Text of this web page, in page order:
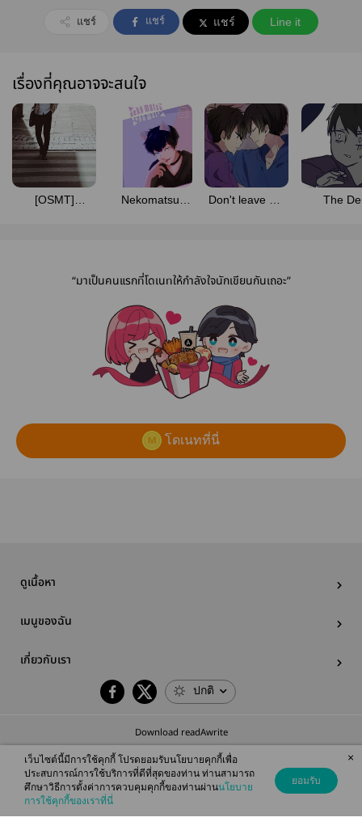
แชร์ แชร์ แชร์ Line it
เรื่องที่คุณอาจจะสนใจ
[OSMT]
Nekomatsu
Don't leave me
The
“มาเป็นคนแรกที่โดเนทให้กำลังใจนักเขียนกันเถอะ”
โดเนทที่นี่
ดูเนื้อหา
เมนูของฉัน
เกี่ยวกับเรา
ปกติ
Download readAwrite
© 2026 readAwrite.com by MEB Corporation Public Company Limited
This site is protected by reCAPTCHA and the Google
เว็บไซต์นี้มีการใช้คุกกี้ โปรดยอมรับนโยบายคุกกี้เพื่อ
ประสบการณ์การใช้บริการที่ดีที่สุดของท่าน ท่านสามารถ
ศึกษาวิธีการตั้งค่าการควบคุมคุกกี้ของท่านผ่านนโยบาย
การใช้คุกกี้ของเราที่นี่
ยอมรับ
×